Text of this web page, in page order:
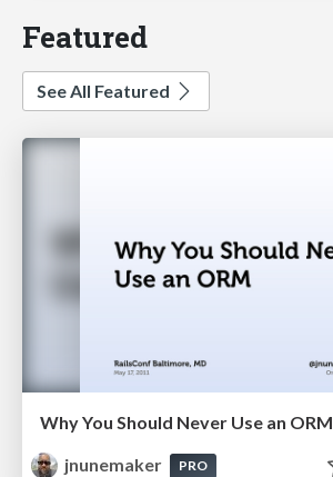
Featured
See All Featured
Why You Should Never Use an ORM
jnunemaker
PRO